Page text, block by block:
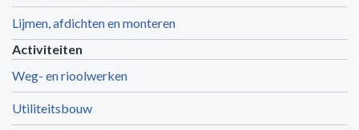
Lijmen, afdichten en monteren
Activiteiten
Weg- en rioolwerken
Utiliteitsbouw